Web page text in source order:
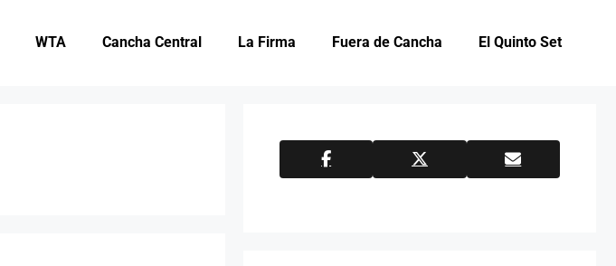
WTA Cancha Central La Firma Fuera de Cancha El Quinto Set